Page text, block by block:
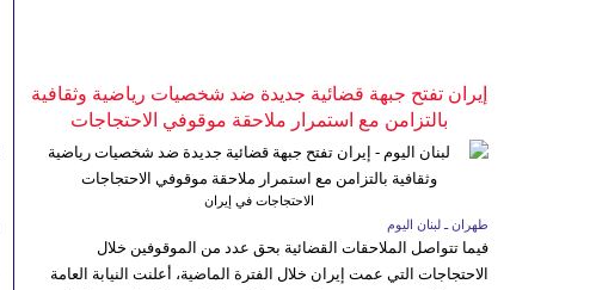
إيران تفتح جبهة قضائية جديدة ضد شخصيات رياضية وثقافية
بالتزامن مع استمرار ملاحقة موقوفي الاحتجاجات
الاحتجاجات في إيران
طهران ـ لبنان اليوم
فيما تتواصل الملاحقات القضائية بحق عدد من الموقوفين خلال
الاحتجاجات التي عمت إيران خلال الفترة الماضية، أعلنت النيابة العامة